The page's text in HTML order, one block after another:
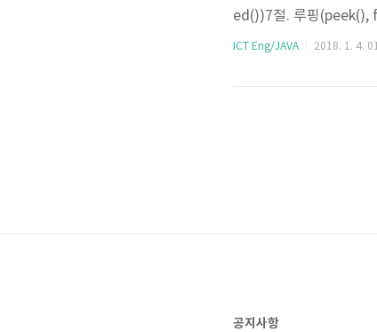
ed())7절. 루핑(peek(),
age(), max(), min())10
ICT Eng/JAVA 2018. 1. 4.
공지사항